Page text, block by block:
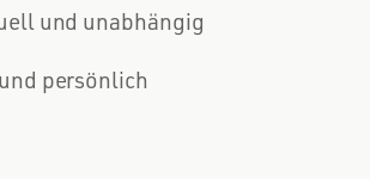
und unabhängig
persönlich